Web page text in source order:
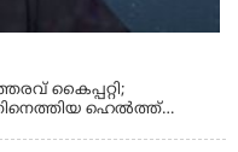
കൈപ്പറ്റി;
ഹെല്‍ത്ത്